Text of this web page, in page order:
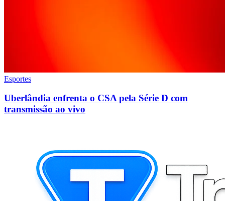
Esportes
Uberlândia enfrenta o CSA pela Série D com
transmissão ao vivo